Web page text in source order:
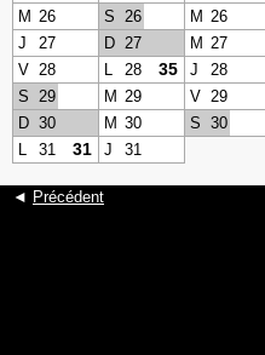
M 26 S 26 M 26
J 27 D 27 M 27
V 28 L 28 35 J 28
S 29 M 29 V 29
D 30 M 30 S 30
L
31 31 J 31
◄ Précédent